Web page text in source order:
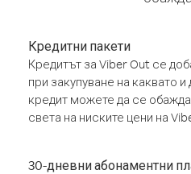
Кредитни пакети
Кредитът за Viber Out се
при закупуване на каквато
кредит можете да се
света на ниските цени на
30-дневни абонаментни